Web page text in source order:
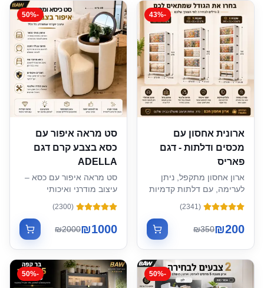
-
43%
ארונית אחסון עם
מכסים ודלתות - דגם
פאריס
ארון אחסון מתקפל, ניתן
לערימה, עם דלתות קדמיות
שקופות וגלגלים
(
2341
)
₪200
₪350
-
50%
סט מראה איפור עם
כסא בצבע קרם דגם
ADELLA
סט מראה איפור עם כסא –
עיצוב מודרני ואיכותי
(
2300
)
₪1000
₪2000
-
50%
-
50%